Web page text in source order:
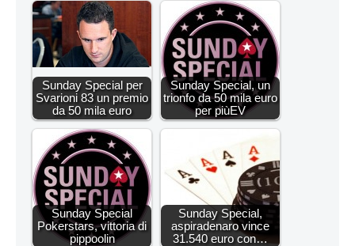
Sunday Special per
Svarioni 83 un premio
da 50 mila euro
Sunday Special, un
trionfo da 50 mila euro
per piùEV
Sunday Special
Pokerstars, vittoria di
pippoolin
Sunday Special,
aspiradenaro vince
31.540 euro con…